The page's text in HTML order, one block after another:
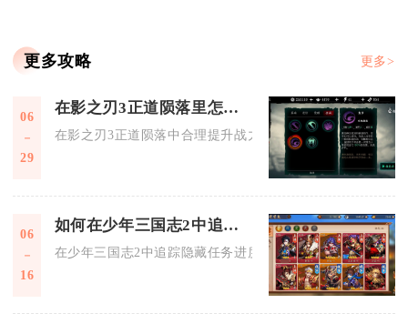
更多攻略 更多>
06
29
在影之刃3正道陨落里怎样合理地提升战力
在影之刃3正道陨落中合理提升战力，核心是围绕装备、心
06
16
如何在少年三国志2中追踪隐藏任务的进度
在少年三国志2中追踪隐藏任务进度，核心是依托列传界面